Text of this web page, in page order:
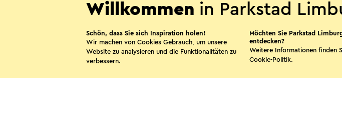
Willkommen in Parkstad
Schön, dass Sie sich Inspiration holen!
Wir machen von Cookies Gebrauch, um unsere
Website zu analysieren und die Funktionalitäten zu
verbessern.
Möchten Sie Parkstad
entdecken?
Weitere Informationen finden
Cookie-Politik.